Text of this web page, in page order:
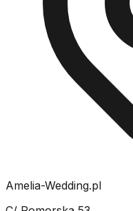
Amelia-Wedding.pl